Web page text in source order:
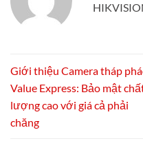
Giới thiệu Camera tháp
Value Express: Bảo mật
lượng cao với giá cả phải
chăng